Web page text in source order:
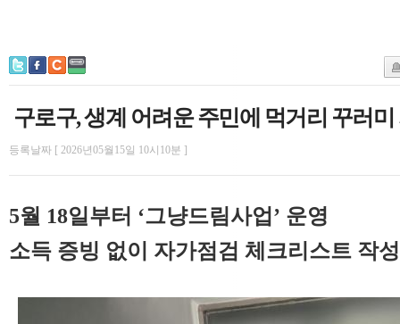
구로구, 생계 어려운 주민에 먹거리 꾸러미
등록날짜 [ 2026년05월15일 10시10분 ]
5월 18일부터 ‘그냥드림사업’ 운영
소득 증빙 없이 자가점검 체크리스트 작